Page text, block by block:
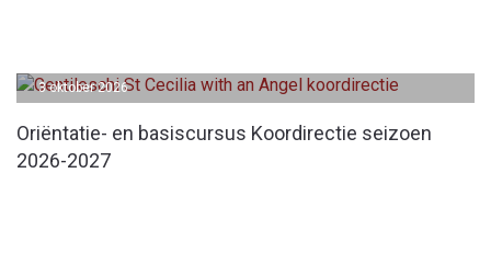
Oriëntatie- en basiscursus Koordirectie seizoen
2026-2027
3 oktober 2026